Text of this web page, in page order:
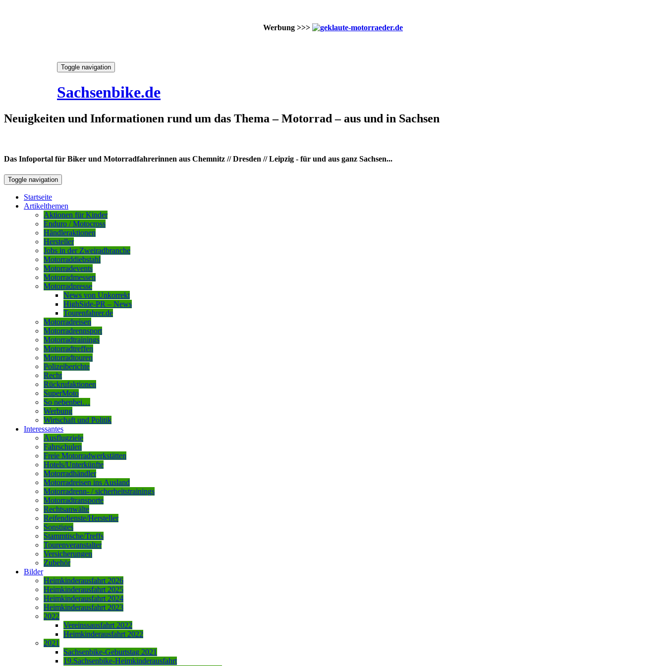
Werbung >>>
Toggle navigation
Sachsenbike.de
Neuigkeiten und Informationen rund um das Thema – Motorrad – aus und in Sachsen
Das Infoportal für Biker und Motorradfahrerinnen aus Chemnitz // Dresden // Leipzig - für und aus ganz Sachsen...
Toggle navigation
Startseite
Artikelthemen
Aktionen für Kinder
Enduro / Motocross
Händleraktionen
Hersteller
Jobs in der Zweiradbranche
Motorraddiebstahl
Motorradevents
Motorradmessen
Motorradpresse
News von Unkorrekt
HighSide-PR – News
Tourenfahrer.de
Motorradreisen
Motorradrennsport
Motorradtrainings
Motorradtreffen
Motorradtouren
Polizeiberichte
Recht
Rückrufaktionen
SuperMoto
So nebenbei…
Werbung
Wirtschaft und Politik
Interessantes
Ausflugziele
Fahrschulen
Freie Motorradwerkstätten
Hotels/Unterkünfte
Motorradhändler
Motorradreisen ins Ausland
Motorradrenn- / sicherheitstrainings
Motorradtransporte
Rechtsanwälte
Reifendienste/Hersteller
Sonstiges
Stammtische/Treffs
Tourenveranstalter
Versicherungen
Zubehör
Bilder
Heimkinderausfahrt 2026
Heimkinderausfahrt 2025
Heimkinderausfahrt 2024
Heimkinderausfahrt 2023
2022
Vereinssausfahrt 2022
Heimkinderausfahrt 2022
2021
Sachsenbike-Geburtstag 2021
19.Sachsenbike-Heimkinderausfahrt